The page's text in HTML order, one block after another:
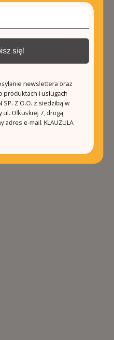
się!
newslettera oraz
i usługach
SP. Z O.O. z siedzibą w
ul. Olkuskiej 7, drogą
adres e-mail.KLAUZULA